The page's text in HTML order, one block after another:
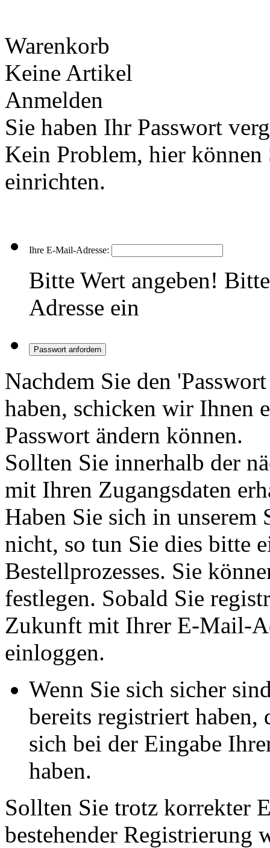
Warenkorb
Keine Artikel
Anmelden
Sie haben Ihr Passwort
Kein Problem, hier können
einrichten.
Ihre E-Mail-Adresse:
Bitte Wert angeben!
Adresse ein
Passwort anfordern
Nachdem Sie den
haben, schicken wir Ihnen
Passwort ändern können.
Sollten Sie innerhalb der
mit Ihren Zugangsdaten
Haben Sie sich in unserem
nicht, so tun Sie dies bitte
Bestellprozesses. Sie
festlegen. Sobald Sie
Zukunft mit Ihrer E-Mail-
einloggen.
Wenn Sie sich sicher
bereits registriert haben,
sich bei der Eingabe
haben.
Sollten Sie trotz korrekter
bestehender Registrierung